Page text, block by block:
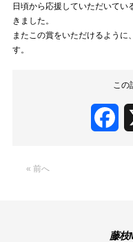
日頃から応援していただいて
きました。
またこの賞をいただけるように
す。
この
« 前へ
藤枝